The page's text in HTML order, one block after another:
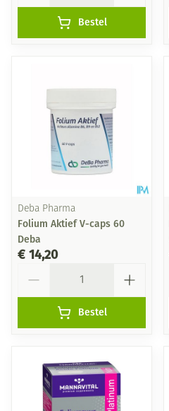
Bestel
Deba Pharma
Folium Aktief V-caps 60
Deba
€ 14,20
Bestel